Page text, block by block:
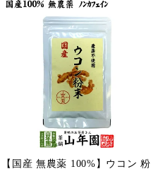
【国産 無農薬 100%】ウコン 粉